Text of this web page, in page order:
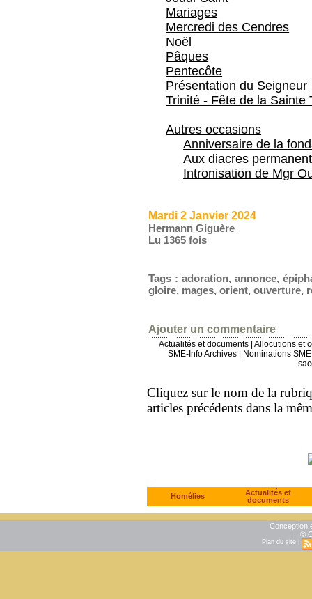
Mariages
Mercredi des Cendres
Noël
Pâques
Pentecôte
Présentation du Seigneur
Trinité - Fête de la Sainte
Autres occasions
Anniversaire de la
Aux diacres
Intronisation de Mgr
Mardi 2 Janvier 2024
Hermann Giguère
Lu 1365 fois
Tags :adoration,annonce,
gloire, mages,orient,ouverture,
Ajouter un commentaire
Actualités et documents
Allocutions et
SME-Info Archives
Nominations
Cliquez sur le nom de la
articles précédents dans la
Homélies
Actualités et
documents
Conception
©
Plan du site